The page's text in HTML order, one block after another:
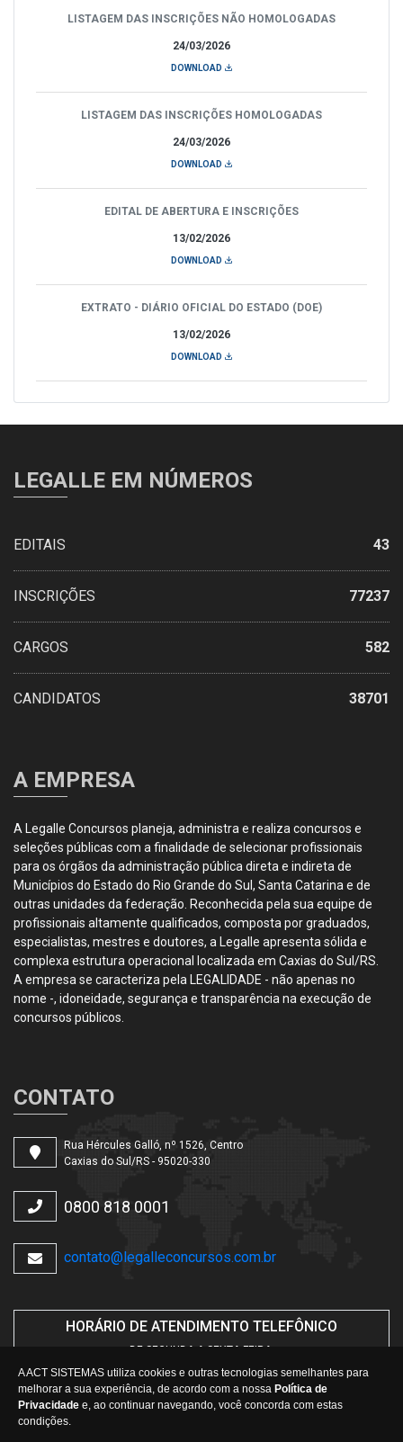
A ACT SISTEMAS utiliza cookies e outras tecnologias semelhantes para
melhorar a sua experiência, de acordo com a nossa Política de
Privacidade e, ao continuar navegando, você concorda com estas
condições.
24/03/2026
LISTAGEM DAS INSCRIÇÕES NÃO HOMOLOGADAS
DOWNLOAD
24/03/2026
LISTAGEM DAS INSCRIÇÕES HOMOLOGADAS
DOWNLOAD
13/02/2026
EDITAL DE ABERTURA E INSCRIÇÕES
DOWNLOAD
13/02/2026
EXTRATO - DIÁRIO OFICIAL DO ESTADO (DOE)
DOWNLOAD
LEGALLE EM NÚMEROS
EDITAIS 43
INSCRIÇÕES 77237
CARGOS 582
CANDIDATOS 38701
A EMPRESA
A Legalle Concursos planeja, administra e realiza concursos e
seleções públicas com a finalidade de selecionar profissionais
para os órgãos da administração pública direta e indireta de
Municípios do Estado do Rio Grande do Sul, Santa Catarina e de
outras unidades da federação. Reconhecida pela sua equipe de
profissionais altamente qualificados, composta por graduados,
especialistas, mestres e doutores, a Legalle apresenta sólida e
complexa estrutura operacional localizada em Caxias do Sul/RS.
A empresa se caracteriza pela LEGALIDADE - não apenas no
nome -, idoneidade, segurança e transparência na execução de
concursos públicos.
CONTATO
Rua Hércules Galló, nº 1526, Centro
Caxias do Sul/RS - 95020-330
0800 818 0001
contato@legalleconcursos.com.br
HORÁRIO DE ATENDIMENTO TELEFÔNICO
DE SEGUNDA A SEXTA-FEIRA.
DAS08h30min 12h 14h30min